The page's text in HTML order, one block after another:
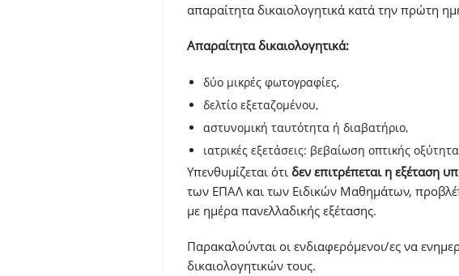
απαραίτητα δικαιολογητικά κατά την πρώτη
Απαραίτητα δικαιολογητικά:
δύο μικρές φωτογραφίες,
δελτίο εξεταζομένου,
αστυνομική ταυτότητα ή διαβατήριο,
ιατρικές εξετάσεις: βεβαίωση οπτικής
Υπενθυμίζεται ότι δεν επιτρέπεται η εξέταση
των ΕΠΑΛ και των Ειδικών Μαθημάτων,
με ημέρα πανελλαδικής εξέτασης.
Παρακαλούνται οι ενδιαφερόμενοι/ες να
δικαιολογητικών τους.